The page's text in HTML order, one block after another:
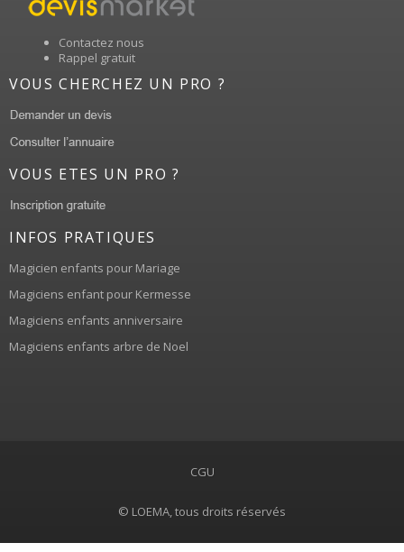
Contactez nous
Rappel gratuit
VOUS CHERCHEZ UN PRO ?
VOUS ETES UN PRO ?
INFOS PRATIQUES
Magicien enfants pour Mariage
Magiciens enfant pour Kermesse
Magiciens enfants anniversaire
Magiciens enfants arbre de Noel
CGU
© LOEMA, tous droits réservés